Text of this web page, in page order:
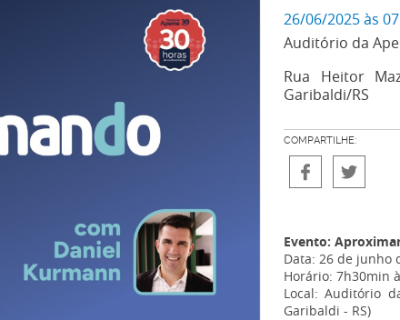
26/06/2025 às
Auditório da
Rua Heitor
Garibaldi/RS
COMPARTILHE:
Evento:
Data: 26 de junho
Horário: 7h30min
Local: Auditório
Garibaldi - RS)